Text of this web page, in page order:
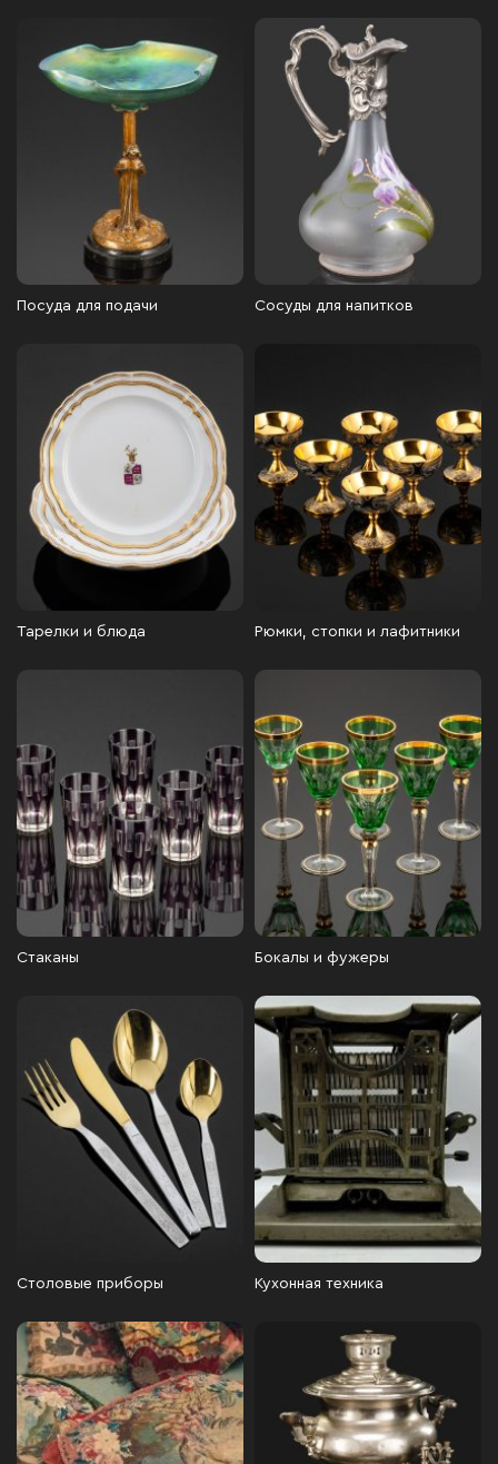
Посуда для подачи Сосуды для напитков
Тарелки и блюда Рюмки, стопки и лафитники
Стаканы Бокалы и фужеры
Столовые приборы Кухонная техника